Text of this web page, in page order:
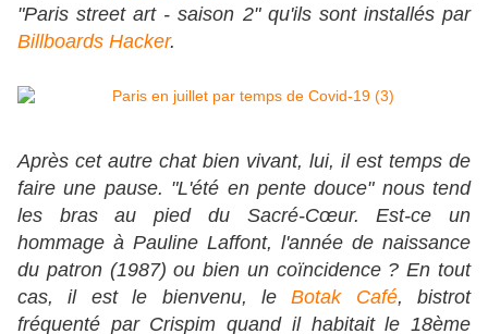
"Paris street art - saison 2" qu'ils sont installés par
Billboards Hacker.
Après cet autre chat bien vivant, lui, il est temps de
faire une pause. "L'été en pente douce" nous tend
les bras au pied du Sacré-Cœur. Est-ce un
hommage à Pauline Laffont, l'année de naissance
du patron (1987) ou bien un coïncidence ? En tout
cas, il est le bienvenu, leBotak Café, bistrot
fréquenté par Crispim quand il habitait le 18ème